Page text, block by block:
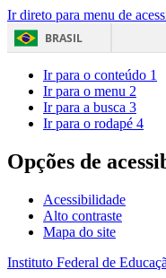
Ir direto para menu de
BRASIL
Ir para o conteúdo 1
Ir para o menu 2
Ir para a busca 3
Ir para o rodapé 4
Opções de
Acessibilidade
Alto contraste
Mapa do site
Instituto Federal de